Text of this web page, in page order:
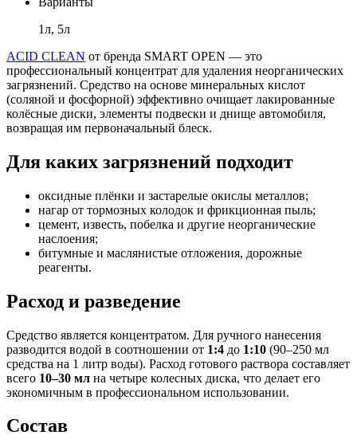
1л, 5л
ACID CLEAN от бренда SMART OPEN — это
профессиональный концентрат для удаления неорганических
загрязнений. Средство на основе минеральных кислот
(соляной и фосфорной) эффективно очищает лакированные
колёсные диски, элементы подвески и днище автомобиля,
возвращая им первоначальный блеск.
Для каких загрязнений подходит
оксидные плёнки и застарелые окислы металлов;
нагар от тормозных колодок и фрикционная пыль;
цемент, известь, побелка и другие неорганические
наслоения;
битумные и маслянистые отложения, дорожные
реагенты.
Расход и разведение
Средство является концентратом. Для ручного нанесения
разводится водой в соотношении от 1:4 до 1:10 (90–250 мл
средства на 1 литр воды). Расход готового раствора составляет
всего 10–30 мл на четыре колесных диска, что делает его
экономичным в профессиональном использовании.
Состав